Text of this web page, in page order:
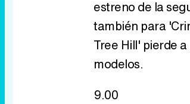
estreno de la
también para
Tree Hill' pierde
modelos.
9.00